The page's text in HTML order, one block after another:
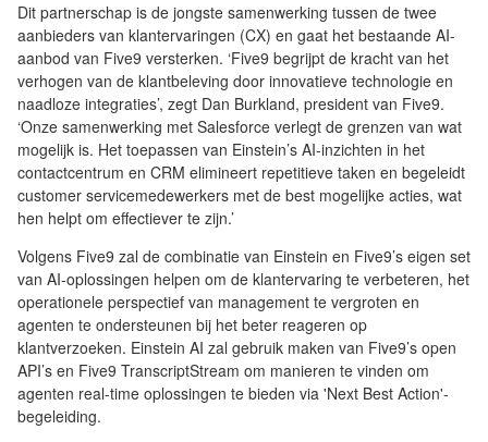
Dit partnerschap is de jongste samenwerking tussen de twee
aanbieders van klantervaringen (CX) en gaat het bestaande AI-
aanbod van Five9 versterken. ‘Five9 begrijpt de kracht van het
verhogen van de klantbeleving door innovatieve technologie en
naadloze integraties’, zegt Dan Burkland, president van Five9.
‘Onze samenwerking met Salesforce verlegt de grenzen van wat
mogelijk is. Het toepassen van Einstein’s AI-inzichten in het
contactcentrum en CRM elimineert repetitieve taken en begeleidt
customer servicemedewerkers met de best mogelijke acties, wat
hen helpt om effectiever te zijn.’
Volgens Five9 zal de combinatie van Einstein en Five9’s eigen set
van AI-oplossingen helpen om de klantervaring te verbeteren, het
operationele perspectief van management te vergroten en
agenten te ondersteunen bij het beter reageren op
klantverzoeken. Einstein AI zal gebruik maken van Five9’s open
API’s en Five9 TranscriptStream om manieren te vinden om
agenten real-time oplossingen te bieden via 'Next Best Action'-
begeleiding.